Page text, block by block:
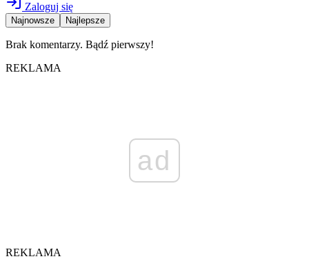
Zaloguj się
Najnowsze Najlepsze
Brak komentarzy. Bądź pierwszy!
REKLAMA
ad
REKLAMA